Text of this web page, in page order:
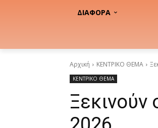
ΔΙΑΦΟΡΑ
Αρχική ΚΕΝΤΡΙΚΟ ΘΕΜΑ
ΚΕΝΤΡΙΚΟ ΘΕΜΑ
Ξεκινούν